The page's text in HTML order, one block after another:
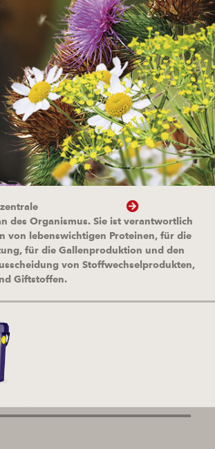
des Organismus. Sie ist verantwortlich
von lebenswichtigen Proteinen, für die
für die Gallenproduktion und den
von Stoffwechselprodukten,
Giftstoffen.